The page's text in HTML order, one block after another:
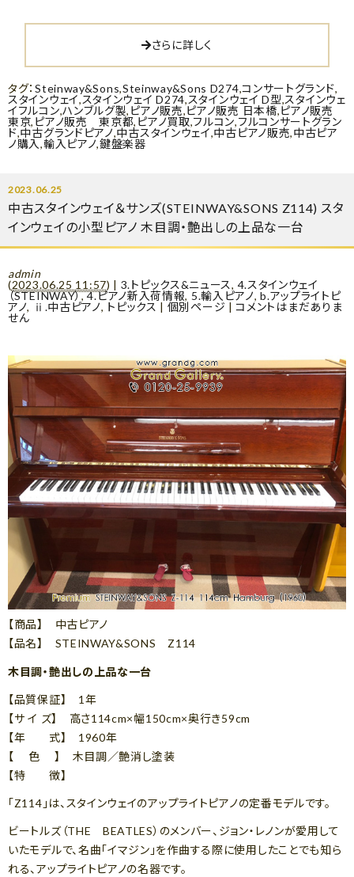
さらに詳しく
タグ：Steinway&Sons,Steinway&Sons D274,コンサートグランド,
スタインウェイ,スタインウェイ D274,スタインウェイ D型,スタインウェ
イフルコン,ハンブルグ製, ピアノ販売,ピアノ販売 日本橋,ピアノ販売
東京, ピアノ販売 東京都, ピアノ買取,フルコン,フルコンサートグラン
ド,中古グランドピアノ,中古スタインウェイ,中古ピアノ販売,中古ピア
ノ購入,輸入ピアノ,鍵盤楽器
2023.06.25
中古スタインウェイ＆サンズ(STEINWAY&SONS Z114) スタ
インウェイの小型ピアノ 木目調・艶出しの上品な一台
admin
(2023.06.25 11:57) | 3.トピックス&ニュース, 4.スタインウェイ
（STEINWAY）,4.ピアノ新入荷情報, 5.輸入ピアノ,b.アップライトピ
アノ, ⅱ.中古ピアノ, トピックス | 個別ページ |コメントはまだありま
せん
【商品】 中古ピアノ
【品名】 STEINWAY&SONS Z114
木目調・艶出しの上品な一台
【品質保証】 1年
【サ イ ズ】 高さ114cm×幅150cm×奥行き59cm
【年 式】 1960年
【 色 】 木目調／艶消し塗装
【特 徴】
「Z114」は、スタインウェイのアップライトピアノの定番モデルです。
ビートルズ（THE BEATLES）のメンバー、ジョン・レノンが愛用して
いたモデルで、名曲「イマジン」を作曲する際に使用したことでも知ら
れる、アップライトピアノの名器です。